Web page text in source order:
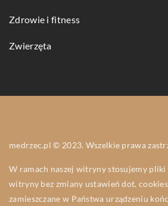
Zdrowie i fitness
Zwierzęta
medrzec.pl © 2023. Wszelkie prawa
W ramach naszej witryny stosujemy pliki
witryny bez zmiany ustawień dot. cookies
zamieszczane w Państwa urządzeniu